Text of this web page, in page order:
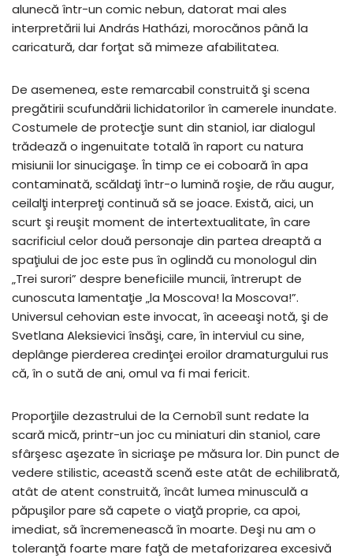
alunecă într-un comic nebun, datorat mai ales
interpretării lui András Hatházi, morocănos până la
caricatură, dar forţat să mimeze afabilitatea.
De asemenea, este remarcabil construită şi scena
pregătirii scufundării lichidatorilor în camerele inundate.
Costumele de protecţie sunt din staniol, iar dialogul
trădează o ingenuitate totală în raport cu natura
misiunii lor sinucigaşe. În timp ce ei coboară în apa
contaminată, scăldaţi într-o lumină roşie, de rău augur,
ceilalţi interpreţi continuă să se joace. Există, aici, un
scurt şi reuşit moment de intertextualitate, în care
sacrificiul celor două personaje din partea dreaptă a
spaţiului de joc este pus în oglindă cu monologul din
„Trei surori” despre beneficiile muncii, întrerupt de
cunoscuta lamentaţie „la Moscova! la Moscova!”.
Universul cehovian este invocat, în aceeaşi notă, şi de
Svetlana Aleksievici însăşi, care, în interviul cu sine,
deplânge pierderea credinţei eroilor dramaturgului rus
că, în o sută de ani, omul va fi mai fericit.
Proporţiile dezastrului de la Cernobîl sunt redate la
scară mică, printr-un joc cu miniaturi din staniol, care
sfârşesc aşezate în sicriaşe pe măsura lor. Din punct de
vedere stilistic, această scenă este atât de echilibrată,
atât de atent construită, încât lumea minusculă a
păpuşilor pare să capete o viaţă proprie, ca apoi,
imediat, să încremenească în moarte. Deşi nu am o
toleranţă foarte mare faţă de metaforizarea excesivă